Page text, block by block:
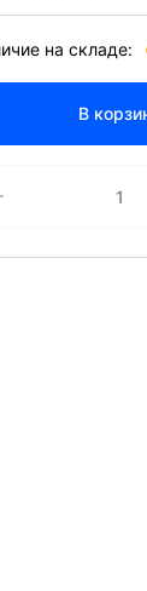
на складе:
В